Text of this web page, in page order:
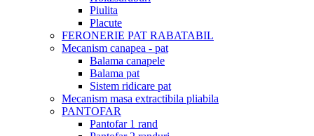
Piulita
Placute
FERONERIE PAT RABATABIL
Mecanism canapea - pat
Balama canapele
Balama pat
Sistem ridicare pat
Mecanism masa extractibila pliabila
PANTOFAR
Pantofar 1 rand